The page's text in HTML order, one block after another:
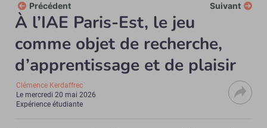
Précédent Suivant
À l’IAE Paris-Est, le jeu
comme objet de recherche,
d’apprentissage et de plaisir
Clémence Kerdaffrec
Lemercredi 20 mai 2026
Expérience étudiante